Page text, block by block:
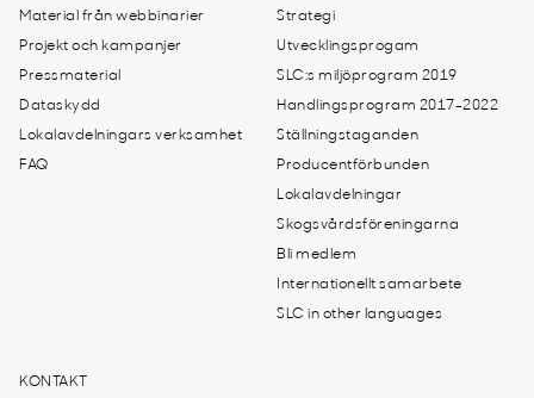
Material från webbinarier
Projekt och kampanjer
Pressmaterial
Dataskydd
Lokalavdelningars verksamhet
FAQ
Strategi
Utvecklingsprogam
SLC:s miljöprogram 2019
Handlingsprogram 2017-2022
Ställningstaganden
Producentförbunden
Lokalavdelningar
Skogsvårdsföreningarna
Bli medlem
Internationellt samarbete
SLC in other languages
KONTAKT